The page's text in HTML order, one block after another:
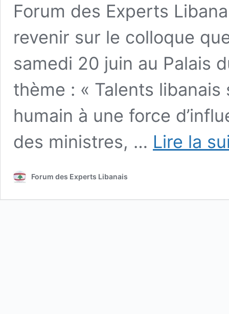
Forum des Experts
revenir sur le colloque
samedi 20 juin au Palais
thème : « Talents
humain à une force
des ministres, … Lire la
Forum des Experts Libanais